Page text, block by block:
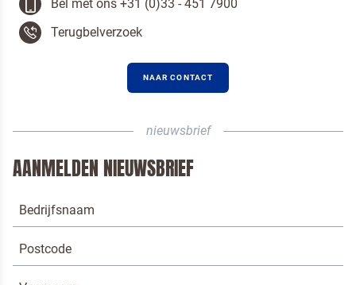
Bel met ons +31 (0)33 - 451 7900
Terugbelverzoek
NAAR CONTACT
Om spam te bestrijden, selecteer hieronder de
Ik ben een horeca professional
Door op versturen te klikken, ga je akkoord met
nieuwsbrief
AANMELDEN NIEUWSBRIEF